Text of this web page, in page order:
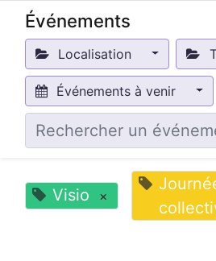
Événements
Localisation
Événements à venir
Visio ×